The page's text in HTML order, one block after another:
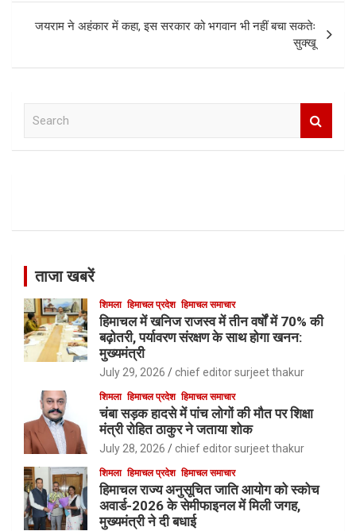
जयराम ने अहंकार में कहा, इस सरकार को भगवान भी नहीं बचा सकतेः
सुक्खू
ताजा खबरें
शिमला हिमाचल प्रदेश हिमाचल समाचार
हिमाचल में खनिज राजस्व में तीन वर्षों में 70% की
बढ़ोतरी, पर्यावरण संरक्षण के साथ होगा खनन:
मुख्यमंत्री
July 29, 2026 chief editor surjeet thakur
शिमला हिमाचल प्रदेश हिमाचल समाचार
चंबा सड़क हादसे में पांच लोगों की मौत पर शिक्षा
मंत्री रोहित ठाकुर ने जताया शोक
July 28, 2026 chief editor surjeet thakur
शिमला हिमाचल प्रदेश हिमाचल समाचार
हिमाचल राज्य अनुसूचित जाति आयोग को स्कोच
अवार्ड-2026 के सेमीफाइनल में मिली जगह,
मुख्यमंत्री ने दी बधाई